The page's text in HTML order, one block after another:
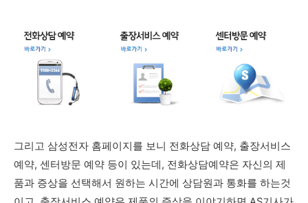
그리고 삼성전자 홈페이지를 보니 전화상담 예약, 출장서비스
예약, 센터방문 예약 등이 있는데, 전화상담예약은 자신의 제
품과 증상을 선택해서 원하는 시간에 상담원과 통화를 하는것